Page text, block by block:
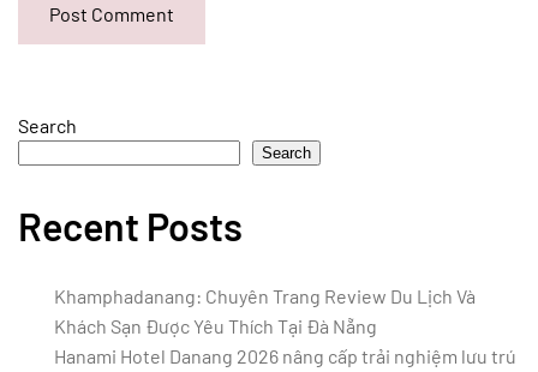
Post Comment
Search
Search
Recent Posts
Khamphadanang: Chuyên Trang Review Du Lịch Và
Khách Sạn Được Yêu Thích Tại Đà Nẵng
Hanami Hotel Danang 2026 nâng cấp trải nghiệm lưu trú